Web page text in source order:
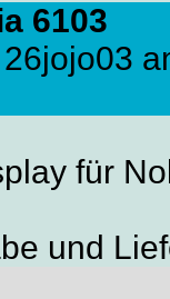
6103
für
und